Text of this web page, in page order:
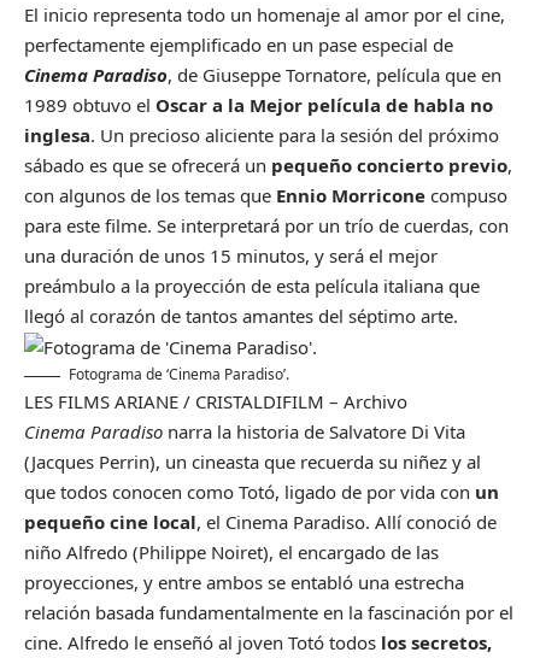
El inicio representa todo un homenaje al amor por el cine,
perfectamente ejemplificado en un pase especial de
Cinema Paradiso, de Giuseppe Tornatore, película que en
1989 obtuvo el Oscar a la Mejor película de habla no
inglesa. Un precioso aliciente para la sesión del próximo
sábado es que se ofrecerá un pequeño concierto previo,
con algunos de los temas que Ennio Morricone compuso
para este filme. Se interpretará por un trío de cuerdas, con
una duración de unos 15 minutos, y será el mejor
preámbulo a la proyección de esta película italiana que
llegó al corazón de tantos amantes del séptimo arte.
Fotograma de ‘Cinema Paradiso’.
LES FILMS ARIANE / CRISTALDIFILM – Archivo
Cinema Paradiso narra la historia de Salvatore Di Vita
(Jacques Perrin), un cineasta que recuerda su niñez y al
que todos conocen como Totó, ligado de por vida con un
pequeño cine local, el Cinema Paradiso. Allí conoció de
niño Alfredo (Philippe Noiret), el encargado de las
proyecciones, y entre ambos se entabló una estrecha
relación basada fundamentalmente en la fascinación por el
cine. Alfredo le enseñó al joven Totó todos los secretos,